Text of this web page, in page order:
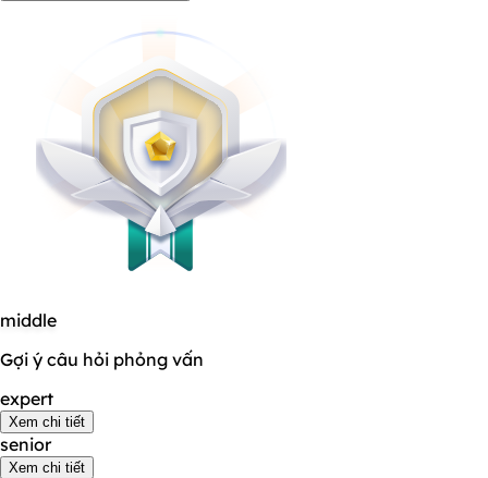
middle
Gợi ý câu hỏi phỏng vấn
expert
Xem chi tiết
senior
Xem chi tiết